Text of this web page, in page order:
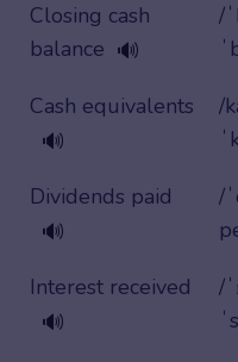
Closing cash
balance 🔊
/
Cash equivalents
🔊
/
Dividends paid
🔊
/
Interest received
🔊
/